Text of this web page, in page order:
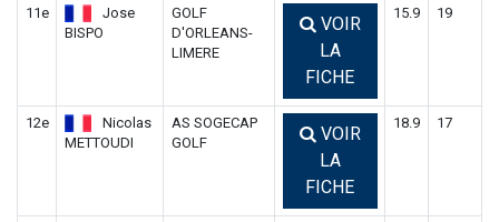
11e
Jose
BISPO
GOLF
D'ORLEANS-
LIMERE
VOIR
LA
FICHE
15.9 19
12e
Nicolas
METTOUDI
AS SOGECAP
GOLF
VOIR
LA
FICHE
18.9 17